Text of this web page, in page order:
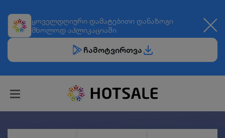
ყოველდღიური დამატებითი დანაზოგი
მხოლოდ აპლიკაციაში
ჩამოტვირთვა